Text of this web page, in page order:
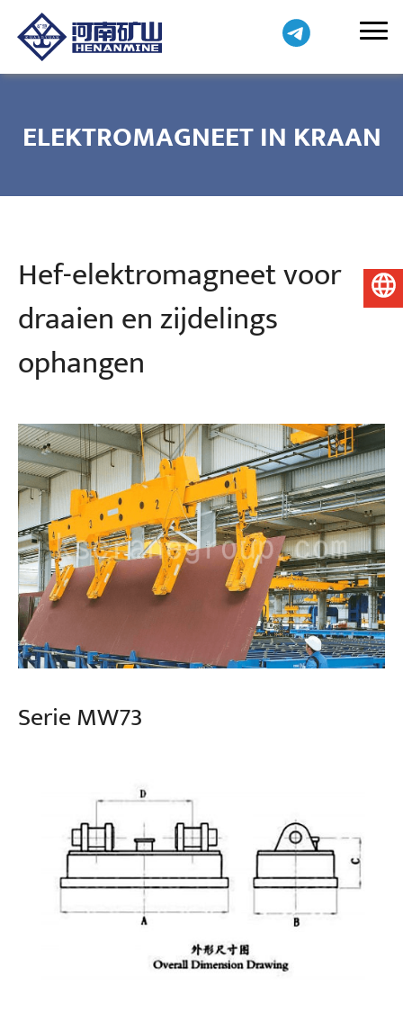
Toepassingen
ELEKTROMAGNEET IN KRAAN
Hef-elektromagneet voor
draaien en zijdelings
ophangen
Serie MW73
Nederlands